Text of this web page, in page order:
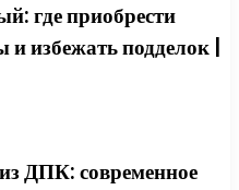
где приобрести
избежать подделок |
ДПК: современное